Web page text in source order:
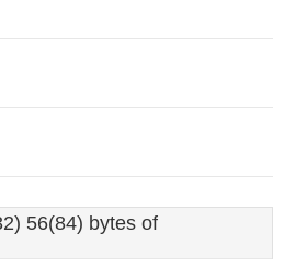
56(84) bytes of